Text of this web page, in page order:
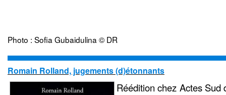
Photo : Sofia Gubaidulina © DR
Romain Rolland, jugements (d)étonnants
Réédition chez Actes